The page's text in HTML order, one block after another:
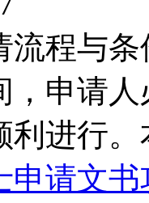
流程与
，申请
利进行
申请文书